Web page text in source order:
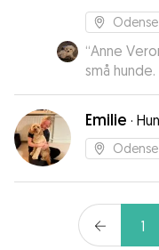
Odense
“Anne
små
har haft
omsorg og
har følt os
hjem til
anbefale
og
Emilie ·
Odense
1